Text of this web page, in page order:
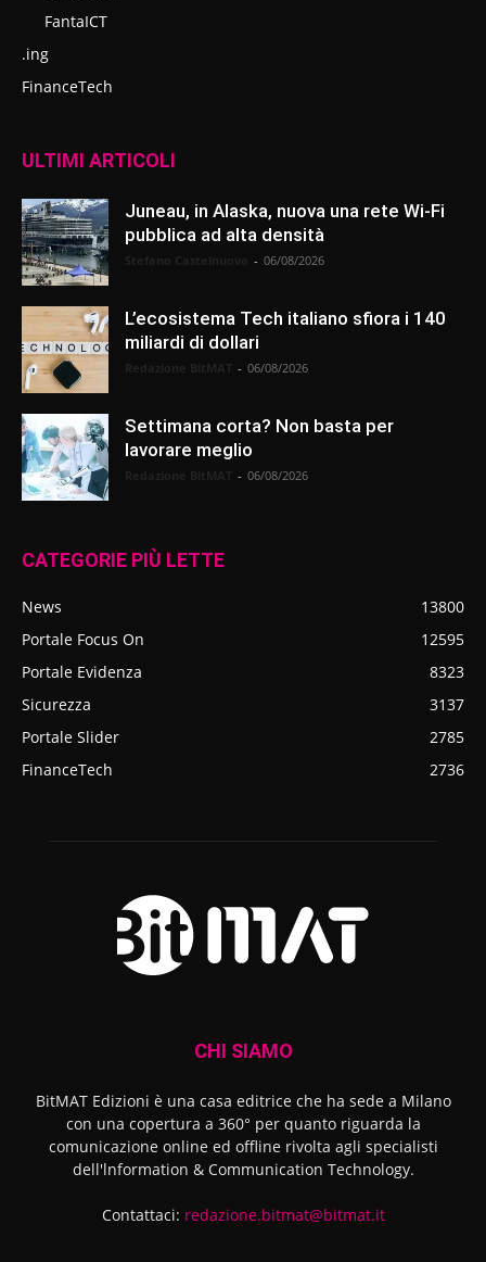
FantaICT
.ing
FinanceTech
ULTIMI ARTICOLI
Juneau, in Alaska, nuova una rete Wi-Fi
pubblica ad alta densità
- 06/08/2026
L’ecosistema Tech italiano sfiora i 140
miliardi di dollari
- 06/08/2026
Settimana corta? Non basta per
lavorare meglio
- 06/08/2026
CATEGORIE PIÙ LETTE
News
13800
Portale Focus On
12595
Portale Evidenza
8323
Sicurezza
3137
Portale Slider
2785
FinanceTech
2736
CHI SIAMO
BitMAT Edizioni è una casa editrice che ha sede a Milano
con una copertura a 360° per quanto riguarda la
comunicazione online ed offline rivolta agli specialisti
dell'lnformation & Communication Technology.
Contattaci: redazione.bitmat@bitmat.it